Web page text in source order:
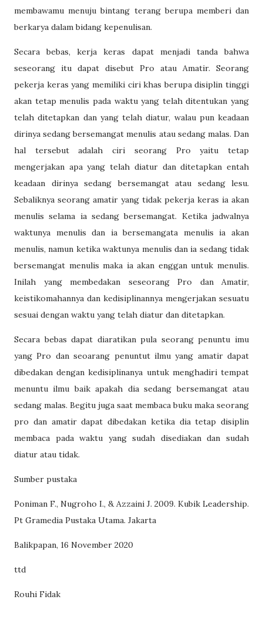
membawamu menuju bintang terang berupa memberi dan
berkarya dalam bidang kepenulisan.
Secara bebas, kerja keras dapat menjadi tanda bahwa
seseorang itu dapat disebut Pro atau Amatir. Seorang
pekerja keras yang memiliki ciri khas berupa disiplin tinggi
akan tetap menulis pada waktu yang telah ditentukan yang
telah ditetapkan dan yang telah diatur, walau pun keadaan
dirinya sedang bersemangat menulis atau sedang malas. Dan
hal tersebut adalah ciri seorang Pro yaitu tetap
mengerjakan apa yang telah diatur dan ditetapkan entah
keadaan dirinya sedang bersemangat atau sedang lesu.
Sebaliknya seorang amatir yang tidak pekerja keras ia akan
menulis selama ia sedang bersemangat. Ketika jadwalnya
waktunya menulis dan ia bersemangata menulis ia akan
menulis, namun ketika waktunya menulis dan ia sedang tidak
bersemangat menulis maka ia akan enggan untuk menulis.
Inilah yang membedakan seseorang Pro dan Amatir,
keistikomahannya dan kedisiplinannya mengerjakan sesuatu
sesuai dengan waktu yang telah diatur dan ditetapkan.
Secara bebas dapat diaratikan pula seorang penuntu imu
yang Pro dan seoarang penuntut ilmu yang amatir dapat
dibedakan dengan kedisiplinanya untuk menghadiri tempat
menuntu ilmu baik apakah dia sedang bersemangat atau
sedang malas. Begitu juga saat membaca buku maka seorang
pro dan amatir dapat dibedakan ketika dia tetap disiplin
membaca pada waktu yang sudah disediakan dan sudah
diatur atau tidak.
Sumber pustaka
Poniman F., Nugroho I., & Azzaini J. 2009. Kubik Leadership.
Pt Gramedia Pustaka Utama. Jakarta
Balikpapan, 16 November 2020
ttd
Rouhi Fidak